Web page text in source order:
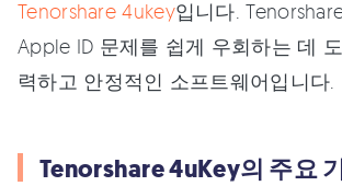
Tenorshare 4ukey입니다.
Apple ID 문제를 쉽게 우회하는 데
력하고 안정적인 소프트웨어입니다.
Tenorshare 4uKey의 주요